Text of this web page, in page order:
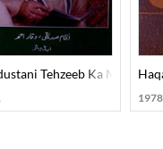
Tehzeeb Ka Mard-E-
1978